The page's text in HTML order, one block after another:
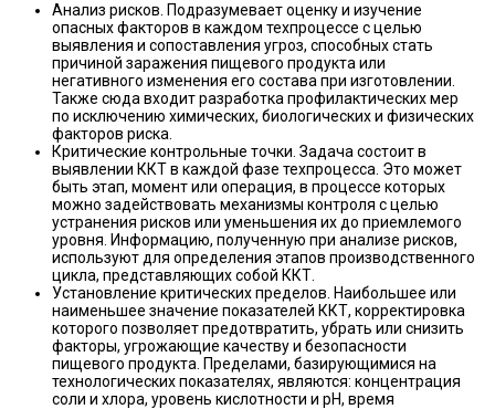
Анализ рисков. Подразумевает оценку и изучение
опасных факторов в каждом техпроцессе с целью
выявления и сопоставления угроз, способных стать
причиной заражения пищевого продукта или
негативного изменения его состава при изготовлении.
Также сюда входит разработка профилактических мер
по исключению химических, биологических и физических
факторов риска.
Критические контрольные точки. Задача состоит в
выявлении ККТ в каждой фазе техпроцесса. Это может
быть этап, момент или операция, в процессе которых
можно задействовать механизмы контроля с целью
устранения рисков или уменьшения их до приемлемого
уровня. Информацию, полученную при анализе рисков,
используют для определения этапов производственного
цикла, представляющих собой ККТ.
Установление критических пределов. Наибольшее или
наименьшее значение показателей ККТ, корректировка
которого позволяет предотвратить, убрать или снизить
факторы, угрожающие качеству и безопасности
пищевого продукта. Пределами, базирующимися на
технологических показателях, являются: концентрация
соли и хлора, уровень кислотности и pH, время